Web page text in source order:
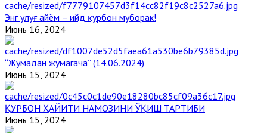
Энг улуғ айём – ийд қурбон муборак!
Июнь 16, 2024
“Жумадан жумагача” (14.06.2024)
Июнь 15, 2024
ҚУРБОН ҲАЙИТИ НАМОЗИНИ ЎҚИШ ТАРТИБИ
Июнь 15, 2024